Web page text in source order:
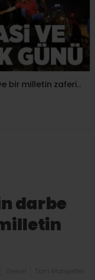
bir milletin zaferi..
darbe
Tüm Manşetler